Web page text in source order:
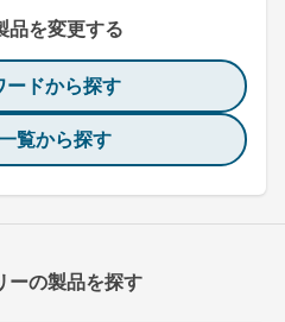
品を変更する
ードから探す
覧から探す
ーの製品を探す